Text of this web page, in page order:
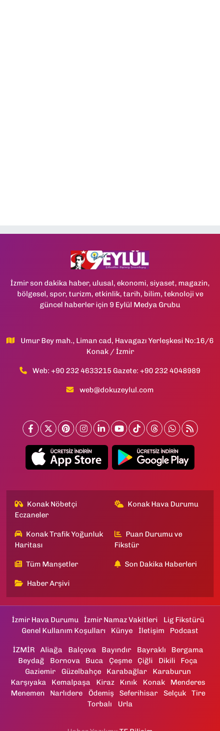
İzmir son dakika haber, ulusal, ekonomi, siyaset, magazin,
bölgesel, spor, turizm, etkinlik, tarih, bilim, teknoloji ve
güncel haberler için 9 Eylül Medya Grubu
Umur Bey mah., Liman cad, Havagazı Yerleşkesi No:16/6
Konak / İzmir
Web: +90 232 4633215 Gazete: +90 232 4048989
web@dokuzeylul.com
Konak Nöbetçi
Eczaneler
Konak Hava Durumu
Konak Trafik Yoğunluk
Haritası
Puan Durumu ve
Fikstür
Tüm Manşetler Son Dakika Haberleri
Haber Arşivi
İzmir Hava Durumu İzmir Namaz Vakitleri
Lig Fikstürü
Genel Kullanım Koşulları
Künye İletişim Podcast
İZMİR Aliağa Balçova Bayındır Bayraklı
Bergama
Beydağ
Bornova Buca Çeşme Çiğli Dikili
Foça
Gaziemir
Güzelbahçe Karabağlar
Karaburun
Karşıyaka
Kemalpaşa Kiraz Kınık Konak
Menderes
Menemen
Narlıdere Ödemiş Seferihisar Selçuk
Tire
Torbalı
Urla